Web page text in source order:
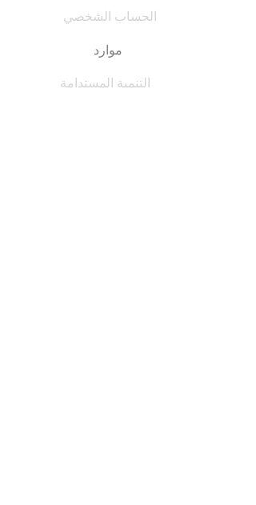
الحساب الشخصي
موارد
التنمية المستدامة